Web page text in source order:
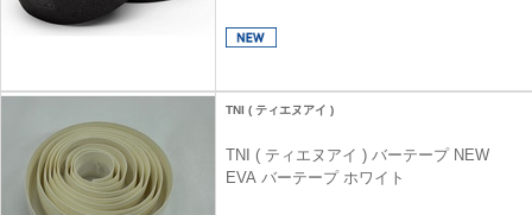
TNI ( ティエヌアイ )
TNI ( ティエヌアイ ) バーテープ NEW
EVA バーテープ ホワイト